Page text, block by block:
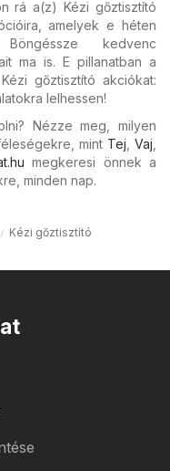
rá a(z) Kézi gőztisztító
amelyek e héten
kedvenc
ma is. E pillanatban a
gőztisztító akciókat:
lelhessen!
Nézze meg, milyen
mint Tej Vaj
megkeresi önnek a
minden nap.
Kézi gőztisztító